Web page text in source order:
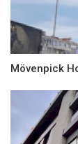
Mövenpick